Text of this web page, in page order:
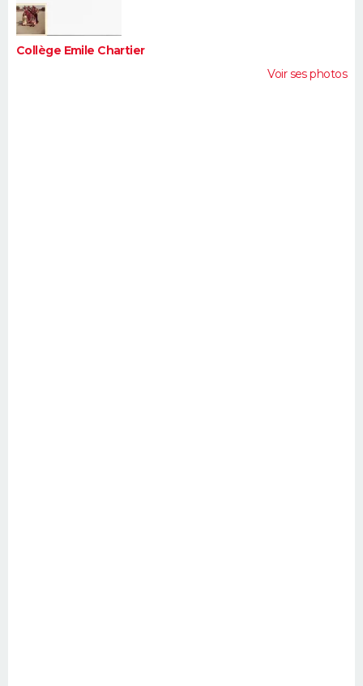
Collège Emile Chartier
Voir ses photos